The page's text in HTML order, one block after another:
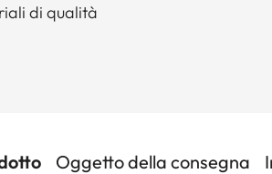
di qualità
Oggetto della consegna